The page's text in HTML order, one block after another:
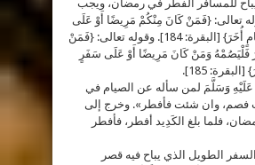
للمسافر الفطر في رمضان، ويجب
تعالى: {فَمَنْ كَانَ مِنْكُمْ مَرِيضًا أَوْ عَلَى
سَفَرٍ فَعِدَّةٌ مِنْ أَيَّامٍ أُخَرَ} [البقرة: 184]. وقوله تعالى: {فَمَنْ
فَلْيَصُمْهُ وَمَنْ كَانَ مَرِيضًا أَوْ عَلَى سَفَرٍ
185].
عَلَيْهِ وَسَلَّمَ لمن سأله عن الصيام في
فصم، وان شئت فأفطر». وخرج إلى
فلما بلغ الكَدِيد أفطر، فأفطر
الطويل الذي يباح فيه قصر